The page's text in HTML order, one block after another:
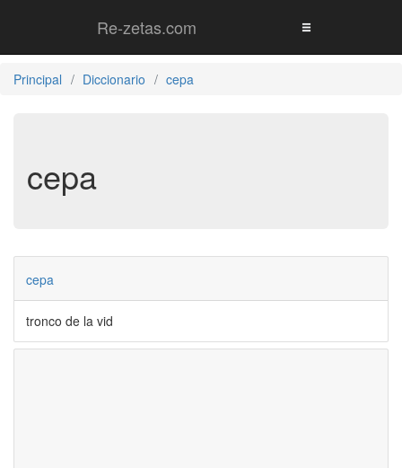
Re-zetas.com
Principal Diccionario cepa
cepa
cepa
tronco de la vid